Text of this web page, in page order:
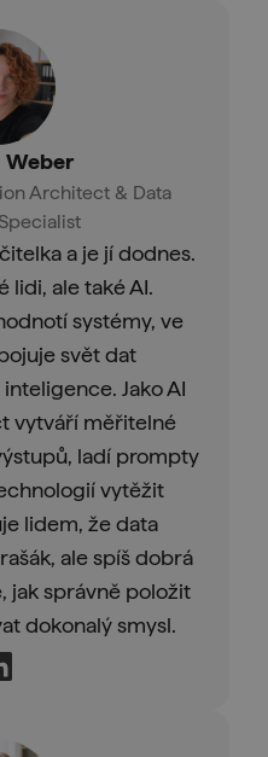
Weber
Architect & Data
a je jí dodnes.
lidi, ale také AI.
systémy, ve
svět dat
Jako AI
vytváří měřitelné
ladí prompty
vytěžit
lidem, že data
ale spíš dobrá
jak správně položit
dokonalý smysl.